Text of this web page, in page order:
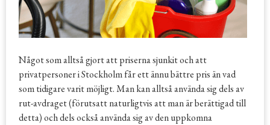
Något som alltså gjort att priserna sjunkit och att
privatpersoner i Stockholm får ett ännu bättre pris än vad
som tidigare varit möjligt. Man kan alltså använda sig dels av
rut-avdraget (förutsatt naturligtvis att man är berättigad till
detta) och dels också använda sig av den uppkomna